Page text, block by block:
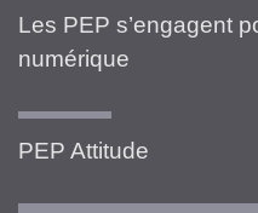
Les PEP s’engagent
numérique
PEP Attitude